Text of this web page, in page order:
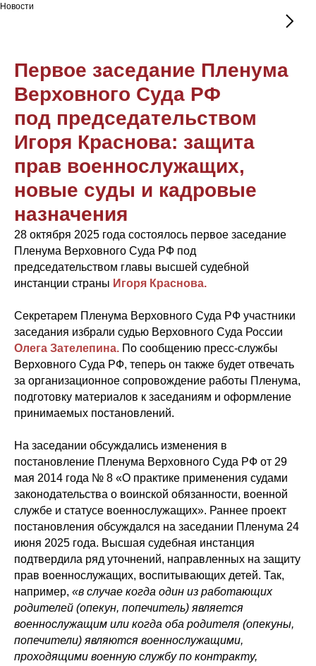
Новости
Первое заседание Пленума
Верховного Суда РФ
под председательством
Игоря Краснова: защита
прав военнослужащих,
новые суды и кадровые
назначения
28 октября 2025 года состоялось первое заседание
Пленума Верховного Суда РФ под
председательством главы высшей судебной
инстанции страны Игоря Краснова.
Секретарем Пленума Верховного Суда РФ участники
заседания избрали судью Верховного Суда России
Олега Зателепина. По сообщению пресс-службы
Верховного Суда РФ, теперь он также будет отвечать
за организационное сопровождение работы Пленума,
подготовку материалов к заседаниям и оформление
принимаемых постановлений.
На заседании обсуждались изменения в
постановление Пленума Верховного Суда РФ от 29
мая 2014 года № 8 «О практике применения судами
законодательства о воинской обязанности, военной
службе и статусе военнослужащих». Раннее проект
постановления обсуждался на заседании Пленума 24
июня 2025 года. Высшая судебная инстанция
подтвердила ряд уточнений, направленных на защиту
прав военнослужащих, воспитывающих детей. Так,
например, «в случае когда один из работающих
родителей (опекун, попечитель) является
военнослужащим или когда оба родителя (опекуны,
попечители) являются военнослужащими,
проходящими военную службу по контракту,